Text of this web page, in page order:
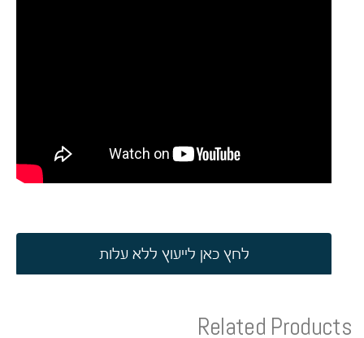
לחץ כאן לייעוץ ללא עלות
Related Products